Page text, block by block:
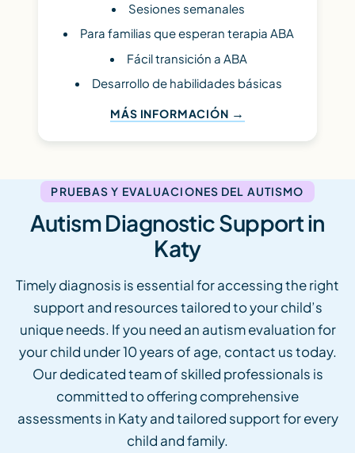
Sesiones semanales
Para familias que esperan terapia ABA
Fácil transición a ABA
Desarrollo de habilidades básicas
MÁS INFORMACIÓN
PRUEBAS Y EVALUACIONES DEL AUTISMO
Autism Diagnostic Support in
Katy
Timely diagnosis is essential for accessing the right
support and resources tailored to your child’s
unique needs. If you need an autism evaluation for
your child under 10 years of age, contact us today.
Our dedicated team of skilled professionals is
committed to offering comprehensive
assessments in Katy and tailored support for every
child and family.